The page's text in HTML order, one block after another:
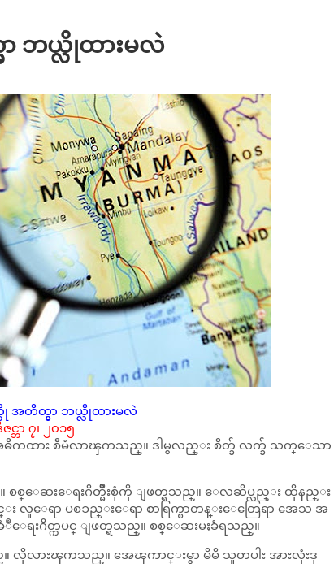
ဘယ္လိုထားမလဲ
ကို အတိတ္မွာ ဘယ္လိုထားမလဲ
ဘာ ၇၊ ၂၀၁၅
ထား စီမံလာၾကသည္။ ဒါမွလည္း စိတ္ခ် လက္ခ် သက္ေသာ
စ္ေဆးေရးဂိတ္မ်ိဳးစုံကို ျဖတ္ရသည္။ ေလဆိပ္လည္း ထိုနည္း
လူေရာ ပစၥည္းေရာ စာရြက္စာတန္းေတြေရာ အေသ အ
ေရးဂိတ္ကပင္ ျဖတ္ရသည္။ စစ္ေဆးမႈခံရသည္။
းၾကသည္။ အေၾကာင္းမွာ မိမိ သူတပါး အားလုံးဒု